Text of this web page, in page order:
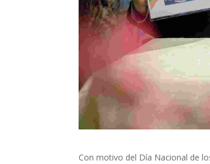
Con motivo del Día Nacional de